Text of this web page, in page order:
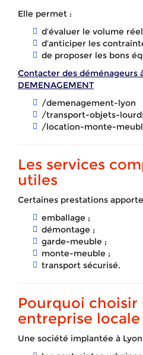
Elle permet :
d’évaluer le volume
d’anticiper les
de proposer les bons
Contacter des déménageurs
DEMENAGEMENT
/demenagement-lyon
/transport-objets-
/location-monte-
Les services
utiles
Certaines prestations
emballage ;
démontage ;
garde-meuble ;
monte-meuble ;
transport sécurisé.
Pourquoi choisir
entreprise locale
Une société implantée à